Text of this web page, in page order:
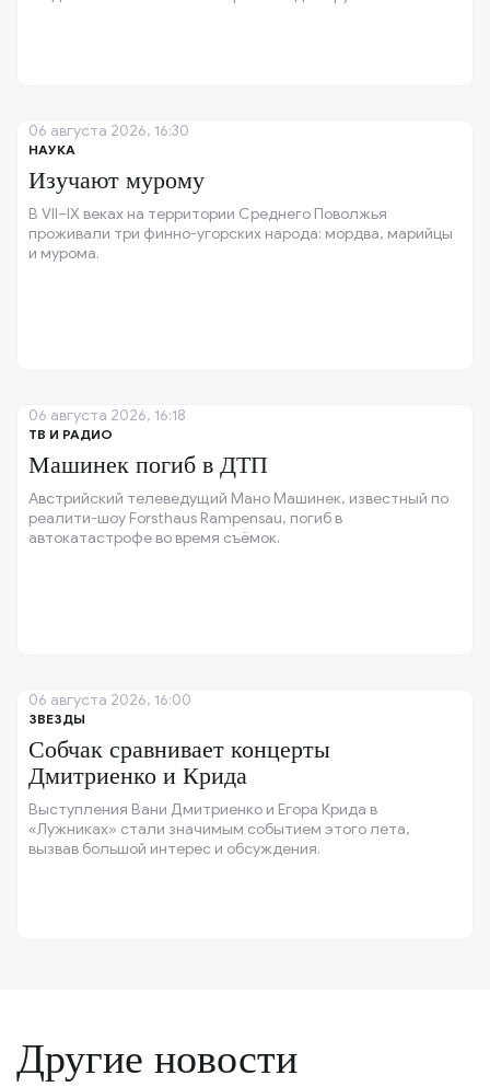
НАУКА
Изучают мурому
В VII–IX веках на территории Среднего Поволжья
проживали три финно-угорских народа: мордва, марийцы
и мурома.
06 августа 2026, 16:30
ТВ И РАДИО
Машинек погиб в ДТП
Австрийский телеведущий Мано Машинек, известный по
реалити-шоу Forsthaus Rampensau, погиб в
автокатастрофе во время съёмок.
06 августа 2026, 16:18
ЗВЕЗДЫ
Собчак сравнивает концерты
Дмитриенко и Крида
Выступления Вани Дмитриенко и Егора Крида в
«Лужниках» стали значимым событием этого лета,
вызвав большой интерес и обсуждения.
06 августа 2026, 16:00
Другие новости